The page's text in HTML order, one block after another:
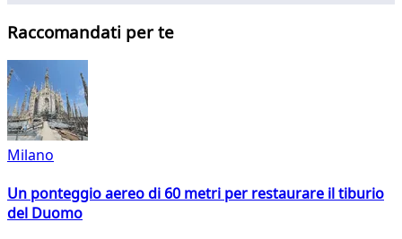
Raccomandati per te
Milano
Un ponteggio aereo di 60 metri per restaurare il tiburio
del Duomo